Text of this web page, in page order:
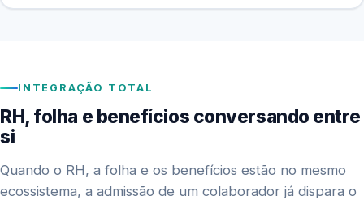
INTEGRAÇÃO TOTAL
RH, folha e benefícios conversando entre
si
Quando o RH, a folha e os benefícios estão no mesmo
ecossistema, a admissão de um colaborador já dispara o